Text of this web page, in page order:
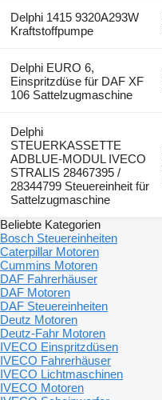
Delphi 1415 9320A293W
Kraftstoffpumpe
Delphi EURO 6,
Einspritzdüse für DAF XF
106 Sattelzugmaschine
Delphi
STEUERKASSETTE
ADBLUE-MODUL IVECO
STRALIS 28467395 /
28344799 Steuereinheit für
Sattelzugmaschine
Beliebte Kategorien
Bosch Steuereinheiten
Caterpillar Motoren
Cummins Motoren
DAF Fahrerhäuser
DAF Motoren
DAF Steuereinheiten
Deutz Motoren
Deutz-Fahr Motoren
IVECO Einspritzdüsen
IVECO Fahrerhäuser
IVECO Lichtmaschinen
IVECO Motoren